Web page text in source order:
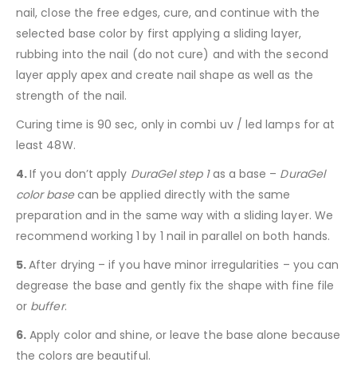
nail, close the free edges, cure, and continue with the
selected base color by first applying a sliding layer,
rubbing into the nail (do not cure) and with the second
layer apply apex and create nail shape as well as the
strength of the nail.
Curing time is 90 sec, only in combi uv / led lamps for at
least 48W.
4.If you don’t apply DuraGel step 1as a base – DuraGel
color basecan be applied directly with the same
preparation and in the same way with a sliding layer. We
recommend working 1 by 1 nail in parallel on both hands.
5.After drying – if you have minor irregularities – you can
degrease the base and gently fix the shape with fine file
or buffer.
6. Apply color and shine, or leave the base alone because
the colors are beautiful.